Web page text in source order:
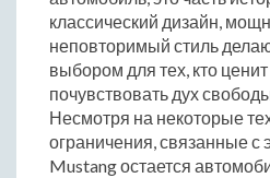
классический дизайн,
неповторимый стиль
выбором для тех, кто
почувствовать дух
Несмотря на некоторые
ограничения, связанные с
Mustang остается